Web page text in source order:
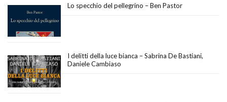
Lo specchio del pellegrino – Ben Pastor
I delitti della luce bianca – Sabrina De Bastiani,
Daniele Cambiaso